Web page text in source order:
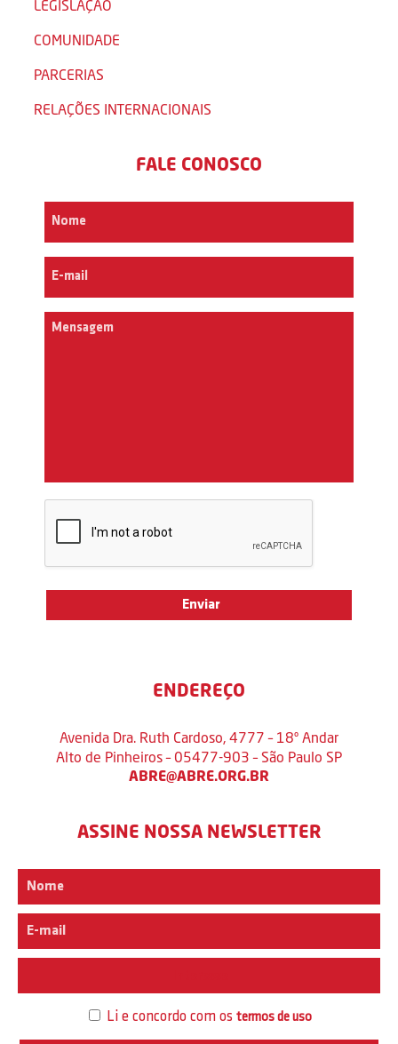
LEGISLAÇÃO
COMUNIDADE
PARCERIAS
RELAÇÕES INTERNACIONAIS
FALE CONOSCO
ENDEREÇO
Avenida Dra. Ruth Cardoso, 4777 – 18º Andar
Alto de Pinheiros – 05477-903 – São Paulo SP
ABRE@ABRE.ORG.BR
ASSINE NOSSA NEWSLETTER
Li e concordo com os termos de uso